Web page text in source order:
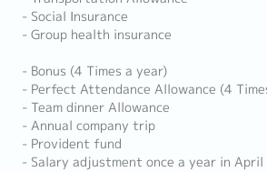
- Social Insurance
- Group health insurance
- Bonus (4 Times a year)
- Perfect Attendance Allowance (4
- Team dinner Allowance
- Annual company trip
- Provident fund
- Salary adjustment once a year in April